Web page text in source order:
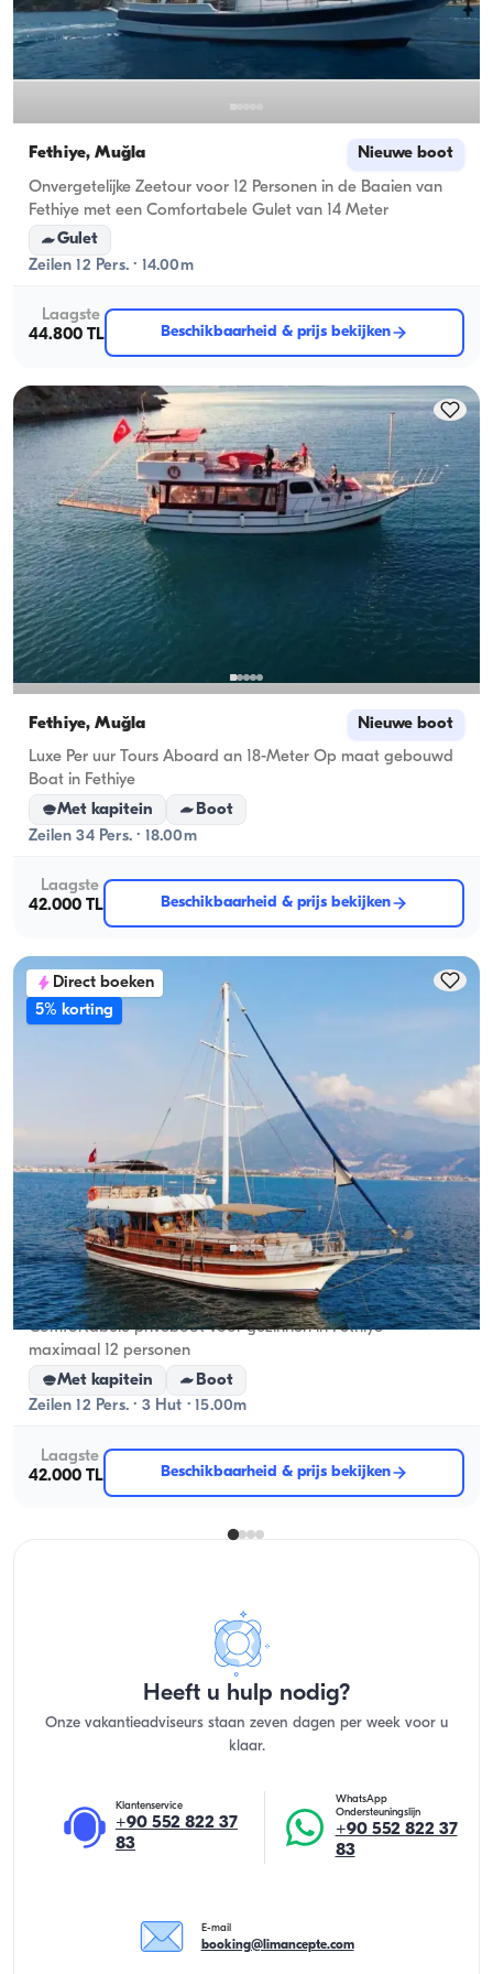
Fethiye, Muğla Nieuwe boot
Onvergetelijke Zeetour voor 12 Personen in de Baaien van
Fethiye met een Comfortabele Gulet van 14 Meter
Gulet
Zeilen 12 Pers. · 14.00m
Laagste
44.800 TL
Beschikbaarheid & prijs bekijken
Fethiye, Muğla Nieuwe boot
Luxe Per uur Tours Aboard an 18-Meter Op maat gebouwd
Boat in Fethiye
Met kapitein
Boot
Zeilen 34 Pers. · 18.00m
Laagste
42.000 TL
Beschikbaarheid & prijs bekijken
Direct boeken
5% korting
Fethiye, Muğla Nieuwe boot
Comfortabele privéboot voor gezinnen in Fethiye -
maximaal 12 personen
Met kapitein
Boot
Zeilen 12 Pers. · 3 Hut · 15.00m
Laagste
42.000 TL
Beschikbaarheid & prijs bekijken
Heeft u hulp nodig?
Onze vakantieadviseurs staan zeven dagen per week voor u
klaar.
Klantenservice
+90 552 822 37
83
WhatsApp
Ondersteuningslijn
+90 552 822 37
83
E-mail
booking@limancepte.com